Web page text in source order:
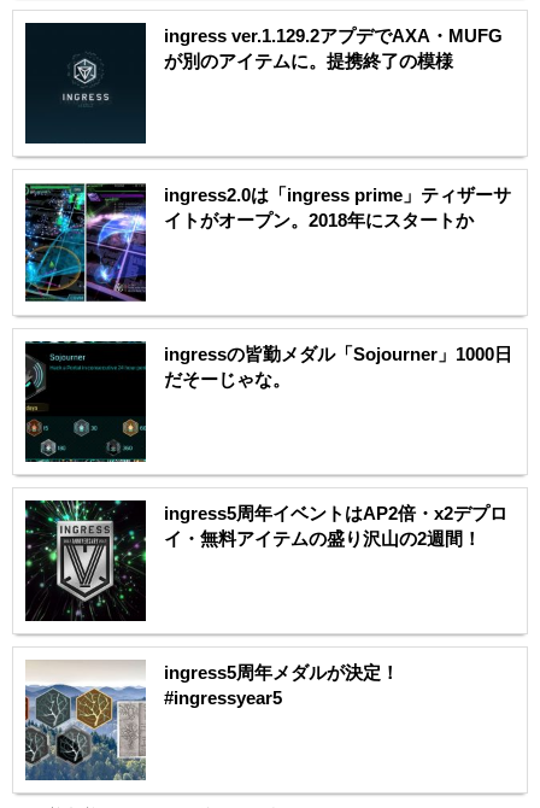
ingress ver.1.129.2アプデでAXA・MUFG
が別のアイテムに。提携終了の模様
ingress2.0は「ingress prime」ティザーサ
イトがオープン。2018年にスタートか
ingressの皆勤メダル「Sojourner」1000日
だそーじゃな。
ingress5周年イベントはAP2倍・x2デプロ
イ・無料アイテムの盛り沢山の2週間！
ingress5周年メダルが決定！
#ingressyear5